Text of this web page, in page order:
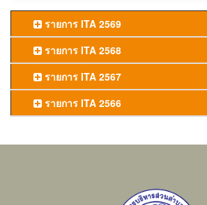
รายการ ITA 2569
รายการ ITA 2568
รายการ ITA 2567
รายการ ITA 2566